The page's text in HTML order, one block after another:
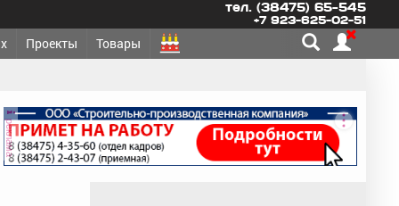
тел. (38475) 65-545
+7 923-625-02-51
Проекты Товары
реклама